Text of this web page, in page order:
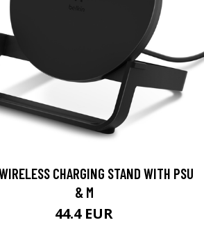
CHARGING STAND WITH PSU
& M
44.4 EUR